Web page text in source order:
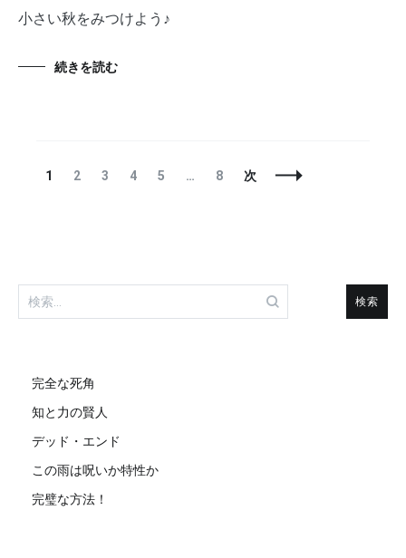
小さい秋をみつけよう♪
続きを読む
投
ョ
ン
固
1
固
2
固
3
固
4
固
5 …
固
8 次
検
索:
完全な死角
知と力の賢人
デッド・エンド
この雨は呪いか特性か
完璧な方法！